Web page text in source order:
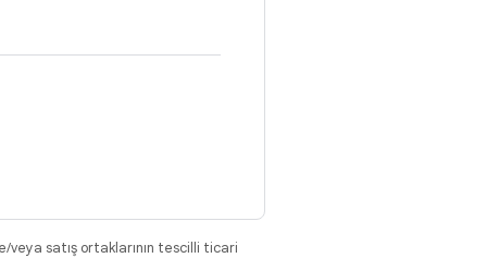
veya satış ortaklarının tescilli ticari